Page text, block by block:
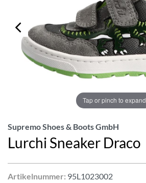
Tap or pinch to expand
Supremo Shoes & Boots GmbH
Lurchi Sneaker Draco
Artikelnummer: 95L1023002